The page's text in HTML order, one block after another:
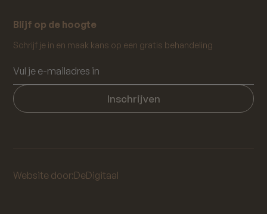
Blijf op de hoogte
Schrijf je in en maak kans op een gratis behandeling
Website door:DeDigitaal